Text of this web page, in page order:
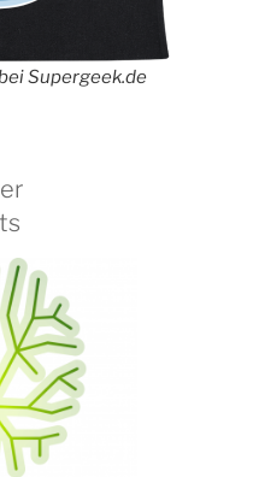
Supergeek.de